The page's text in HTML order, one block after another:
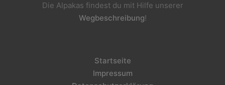
Die Alpakas findest du mit Hilfe unserer
Wegbeschreibung!
Startseite
Impressum